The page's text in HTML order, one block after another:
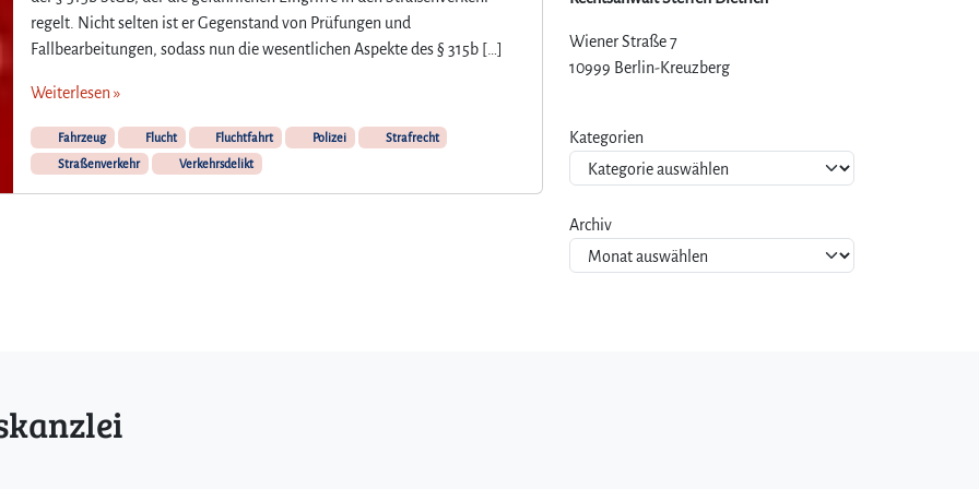
regelt. Nicht selten ist er Gegenstand von Prüfungen und
Fallbearbeitungen, sodass nun die wesentlichen Aspekte des § 315b […]
Weiterlesen »
Fahrzeug Flucht Fluchtfahrt Polizei
Strafrecht
Straßenverkehr
Verkehrsdelikt
Wiener Straße 7
10999 Berlin-Kreuzberg
Kategorien
Archiv